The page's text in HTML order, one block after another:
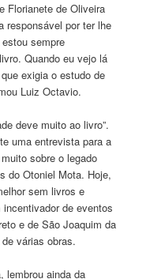
Florianete de Oliveira
responsável por ter lhe
sempre
Quando eu vejo lá
exigia o estudo de
Luiz Octavio.
deve muito ao livro”.
uma entrevista para a
sobre o legado
do Otoniel Mota. Hoje,
sem livros e
de eventos
e de São Joaquim da
várias obras.
lembrou ainda da